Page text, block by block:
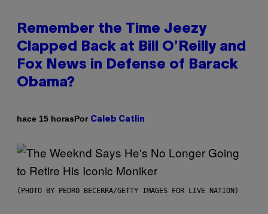
Remember the Time Jeezy
Clapped Back at Bill O’Reilly and
Fox News in Defense of Barack
Obama?
hace 15 horasPor Caleb Catlin
(PHOTO BY PEDRO BECERRA/GETTY IMAGES FOR LIVE NATION)